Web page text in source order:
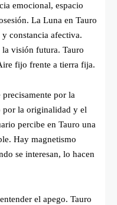
emocional, espacio
La Luna en Tauro
constancia afectiva.
la visión futura. Tauro
fijo frente a tierra fija.
por la
por la originalidad y el
percibe en Tauro una
Hay magnetismo
se interesan, lo hacen
el apego. Tauro